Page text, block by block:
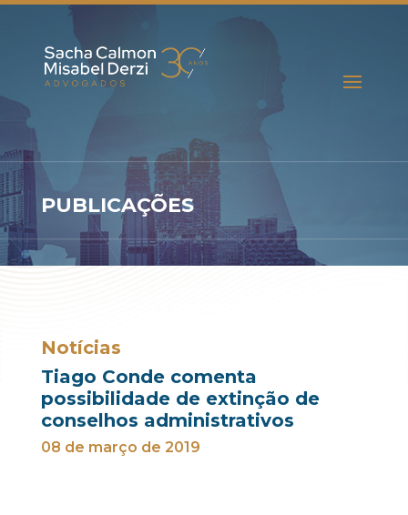
PUBLICAÇÕES
Notícias
Tiago Conde comenta
possibilidade de extinção de
conselhos administrativos
08 de março de 2019